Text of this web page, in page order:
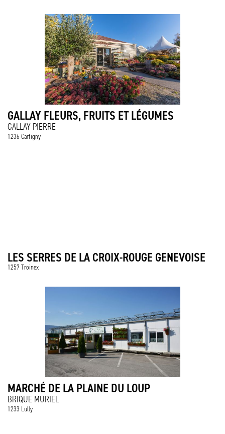
GALLAY FLEURS, FRUITS ET LÉGUMES
GALLAY PIERRE
1236 Cartigny
LES SERRES DE LA CROIX-ROUGE GENEVOISE
1257 Troinex
MARCHÉ DE LA PLAINE DU LOUP
BRIQUE MURIEL
1233 Lully